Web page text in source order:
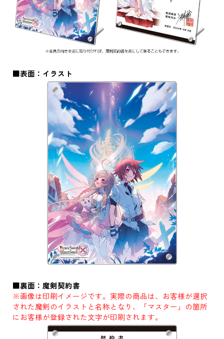
■表面：イラスト
■裏面：魔剣契約書
※画像は印刷イメージです。実際の商品は、お客様が選択
された魔剣のイラストと名称となり、「マスター」の箇所
にお客様が登録された文字が印刷されます。